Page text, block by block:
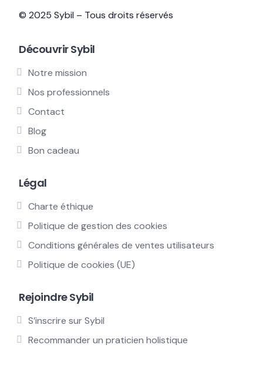
© 2025 Sybil – Tous droits réservés
Découvrir Sybil
Notre mission
Nos professionnels
Contact
Blog
Bon cadeau
Légal
Charte éthique
Politique de gestion des cookies
Conditions générales de ventes utilisateurs
Politique de cookies (UE)
Rejoindre Sybil
S’inscrire sur Sybil
Recommander un praticien holistique